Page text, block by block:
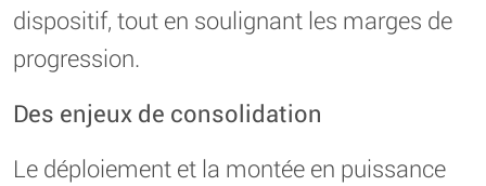
dispositif, tout en soulignant les marges de
progression.
Des enjeux de consolidation
Le déploiement et la montée en puissance